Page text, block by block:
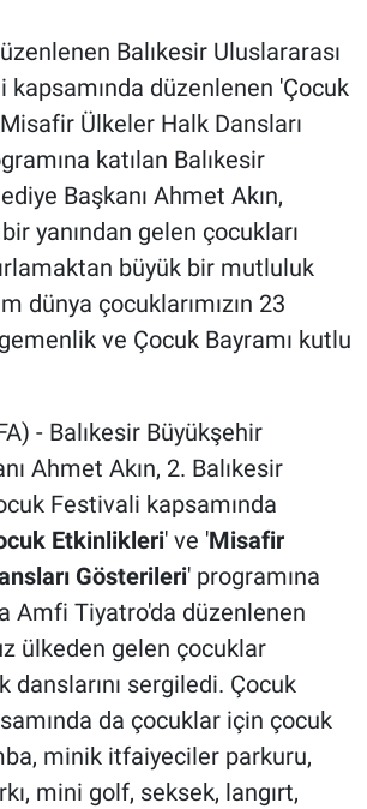
Balıkesir Uluslararası
kapsamında düzenlenen 'Çocuk
Ülkeler Halk Dansları
katılan Balıkesir
Başkanı Ahmet Akın,
yanından gelen çocukları
büyük bir mutluluk
dünya çocuklarımızın 23
ve Çocuk Bayramı kutlu
- Balıkesir Büyükşehir
Ahmet Akın, 2. Balıkesir
Festivali kapsamında
Etkinlikleri' ve 'Misafir
Gösterileri' programına
Amfi Tiyatro'da düzenlenen
ülkeden gelen çocuklar
danslarını sergiledi. Çocuk
da çocuklar için çocuk
minik itfaiyeciler parkuru,
mini golf, seksek, langırt,